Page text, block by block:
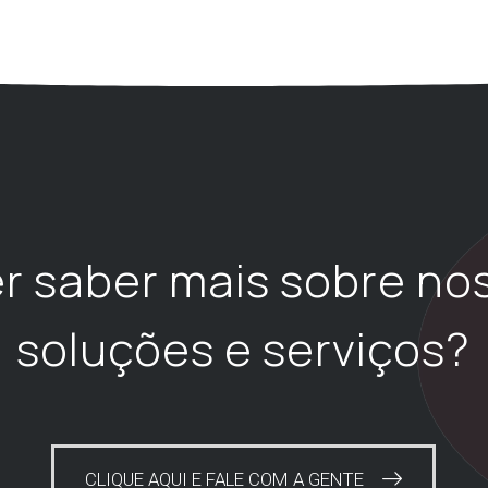
saber mais sobre
soluções e serviços?
CLIQUE AQUI E FALE COM A GENTE